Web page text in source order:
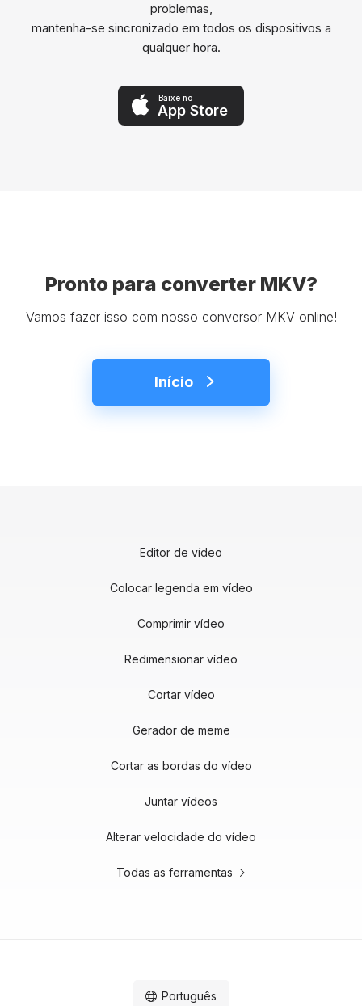
problemas,
mantenha-se sincronizado em todos os dispositivos a
qualquer hora.
Baixe no
App Store
Pronto para converter MKV?
Vamos fazer isso com nosso conversor MKV online!
Início
Editor de vídeo
Colocar legenda em vídeo
Comprimir vídeo
Redimensionar vídeo
Cortar vídeo
Gerador de meme
Cortar as bordas do vídeo
Juntar vídeos
Alterar velocidade do vídeo
Todas as ferramentas
Português